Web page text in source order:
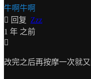
牛啊牛啊
回复 Zzz
1 年 之前
改完之后再按摩一次就